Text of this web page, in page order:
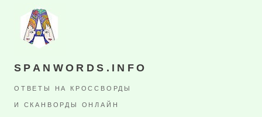
SPANWORDS.INFO
ОТВЕТЫ НА КРОССВОРДЫ
И СКАНВОРДЫ ОНЛАЙН